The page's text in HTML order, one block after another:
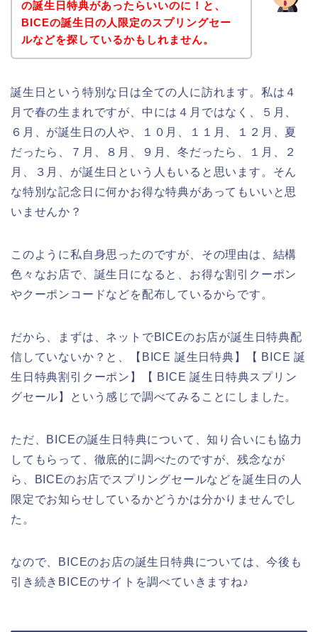
の誕生日特典があったらいいのに！と、
BICEの誕生日の人限定のスプリングセー
ルなどを探しているかもしれません。
誕生日という特別な日は全ての人に訪れます。私は４
月で春の生まれですが、中には４月ではなく、５月、
６月、が誕生日の人や、１０月、１１月、１２月、夏
だったら、７月、８月、９月、冬だったら、１月、２
月、３月、が誕生日という人もいると思います。そん
な特別な記念日に何かお得な特典があってもいいと思
いませんか？
このように私自身思ったのですが、その理由は、結構
色々なお店で、誕生日になると、お得な割引クーポン
やクーポンコードなどを配布しているからです。
だから、まずは、ネットでBICEのお店が誕生日特典配
信していないか？と、【BICE 誕生日特典】【 BICE 誕
生日特典割引クーポン】【 BICE 誕生日特典スプリン
グセール】という感じで調べてみることにしました。
ただ、BICEの誕生日特典について、知り合いにも協力
してもらって、徹底的に調べたのですが、残念なが
ら、BICEのお店でスプリングセールなどを誕生日の人
限定でお知らせしているかどうかは分かりませんでし
た。
なので、BICEのお店の誕生日特典については、今後も
引き続きBICEのサイトを調べていきますね♪